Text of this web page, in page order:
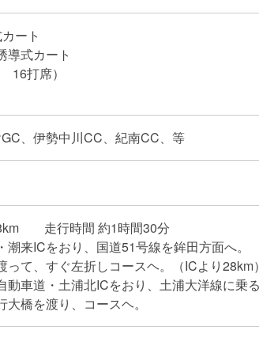
ート
導式カート
16打席）
、伊勢中川CC、紀南CC、等
走行時間 約1時間30分
潮来ICをおり、国道51号線を鉾田方面へ。
って、すぐ左折しコースヘ。（ICより28km
動車道・土浦北ICをおり、土浦大洋線に乗
橋を渡り、コースヘ。